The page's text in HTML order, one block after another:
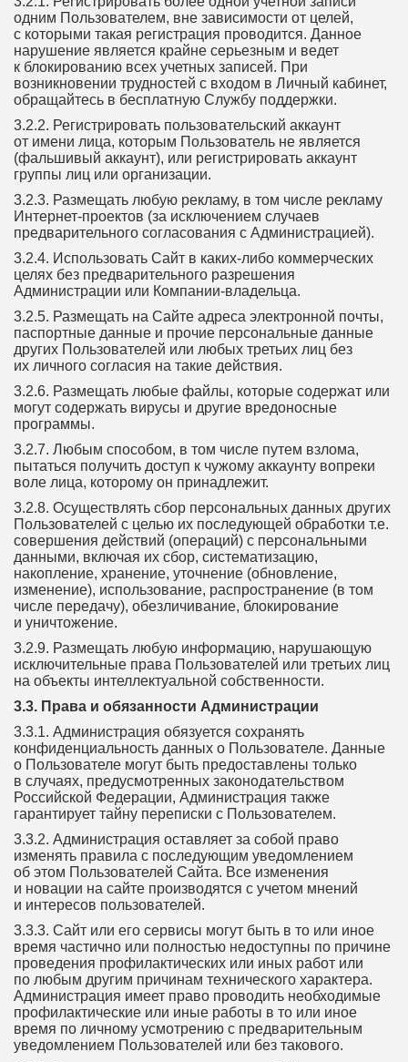
одним Пользователем, вне зависимости от целей,
с которыми такая регистрация проводится. Данное
нарушение является крайне серьезным и ведет
к блокированию всех учетных записей. При
возникновении трудностей с входом в Личный кабинет,
обращайтесь в бесплатную Службу поддержки.
3.2.2. Регистрировать пользовательский аккаунт
от имени лица, которым Пользователь не является
(фальшивый аккаунт), или регистрировать аккаунт
группы лиц или организации.
3.2.3. Размещать любую рекламу, в том числе рекламу
Интернет-проектов (за исключением случаев
предварительного согласования с Администрацией).
3.2.4. Использовать Сайт в каких-либо коммерческих
целях без предварительного разрешения
Администрации или Компании-владельца.
3.2.5. Размещать на Сайте адреса электронной почты,
паспортные данные и прочие персональные данные
других Пользователей или любых третьих лиц без
их личного согласия на такие действия.
3.2.6. Размещать любые файлы, которые содержат или
могут содержать вирусы и другие вредоносные
программы.
3.2.7. Любым способом, в том числе путем взлома,
пытаться получить доступ к чужому аккаунту вопреки
воле лица, которому он принадлежит.
3.2.8. Осуществлять сбор персональных данных других
Пользователей с целью их последующей обработки т.е.
совершения действий (операций) с персональными
данными, включая их сбор, систематизацию,
накопление, хранение, уточнение (обновление,
изменение), использование, распространение (в том
числе передачу), обезличивание, блокирование
и уничтожение.
3.2.9. Размещать любую информацию, нарушающую
исключительные права Пользователей или третьих лиц
на объекты интеллектуальной собственности.
3.3. Права и обязанности Администрации
3.3.1. Администрация обязуется сохранять
конфиденциальность данных о Пользователе. Данные
о Пользователе могут быть предоставлены только
в случаях, предусмотренных законодательством
Российской Федерации, Администрация также
гарантирует тайну переписки с Пользователем.
3.3.2. Администрация оставляет за собой право
изменять правила с последующим уведомлением
об этом Пользователей Сайта. Все изменения
и новации на сайте производятся с учетом мнений
и интересов пользователей.
3.3.3. Сайт или его сервисы могут быть в то или иное
время частично или полностью недоступны по причине
проведения профилактических или иных работ или
по любым другим причинам технического характера.
Администрация имеет право проводить необходимые
профилактические или иные работы в то или иное
время по личному усмотрению с предварительным
уведомлением Пользователей или без такового.